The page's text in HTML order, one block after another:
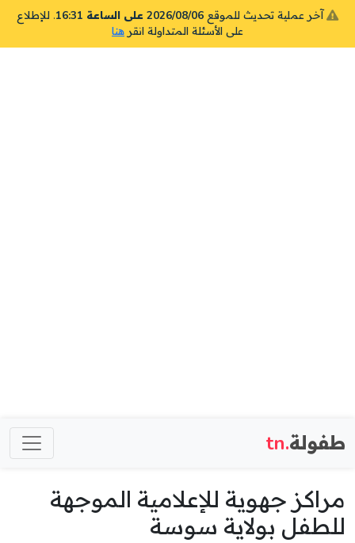
آخر عملية تحديث للموقع 2026/08/06 على الساعة 16:31
. للإطلاع
على الأسئلة المتداولة انقر هنا
طفولة.tn
مراكز جهوية للإعلامية الموجهة
للطفل بولاية سوسة